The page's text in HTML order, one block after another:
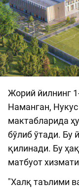
Жорий йилнинг
Наманган,
мактабларида
бўлиб ўтади. Бу
қилинади. Бу
матбуот
"Халқ таълими